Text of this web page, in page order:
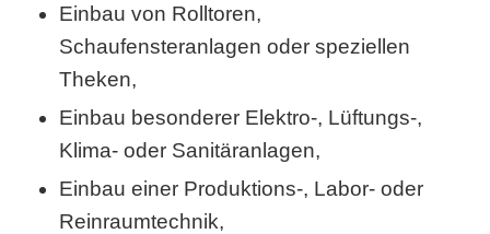
Einbau von Rolltoren,
Schaufensteranlagen oder speziellen
Theken,
Einbau besonderer Elektro-, Lüftungs-,
Klima- oder Sanitäranlagen,
Einbau einer Produktions-, Labor- oder
Reinraumtechnik,